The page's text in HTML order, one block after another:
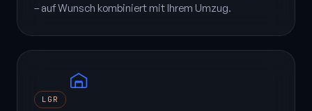
– auf Wunsch kombiniert mit Ihrem Umzug.
LGR